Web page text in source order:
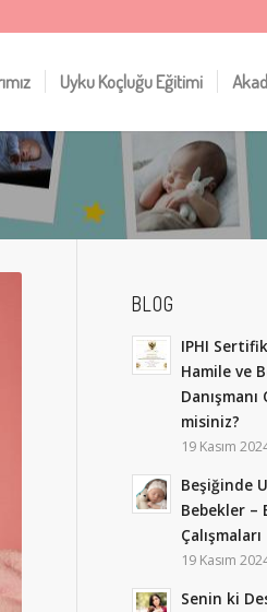
Uyku Koçluğu Eğitimi
BLOG
IPHI
Hamile ve
misiniz?
19 Kasım
Beşiğinde
Bebekler –
Çalışmaları
19 Kasım
Senin ki